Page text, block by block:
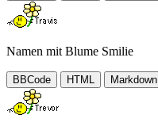
Namen mit Blume Smilie
BBCode HTML Markdown